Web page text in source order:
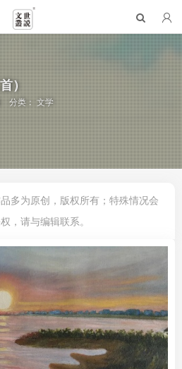
）
分类：文学
多为原创，版权所有；特殊情况会
，请与编辑联系。